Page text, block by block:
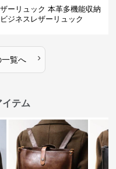
ーリュック 本革多機能収納
ジネスレザーリュック
一覧へ ›
テム